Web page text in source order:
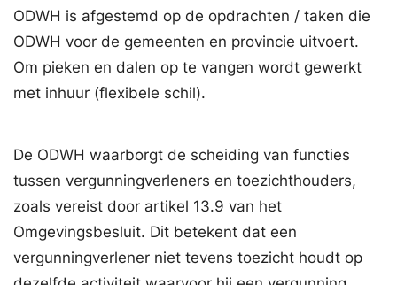
ODWH is afgestemd op de opdrachten / taken die
ODWH voor de gemeenten en provincie uitvoert.
Om pieken en dalen op te vangen wordt gewerkt
met inhuur (flexibele schil).
De ODWH waarborgt de scheiding van functies
tussen vergunningverleners en toezichthouders,
zoals vereist door artikel 13.9 van het
Omgevingsbesluit. Dit betekent dat een
vergunningverlener niet tevens toezicht houdt op